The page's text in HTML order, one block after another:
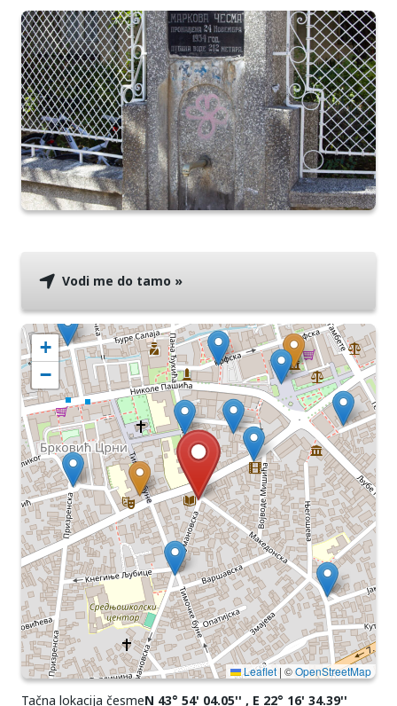
Vodi me do tamo »
+
−
Leaflet | ©OpenStreetMap
Tačna lokacija česmeN 43° 54' 04.05'' , E 22° 16' 34.39''